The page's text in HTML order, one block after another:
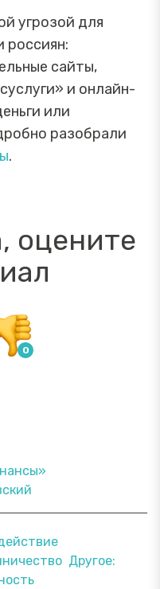
угрозой для
россиян:
сайты,
и онлайн-
или
разобрали
.
оцените
Другое: